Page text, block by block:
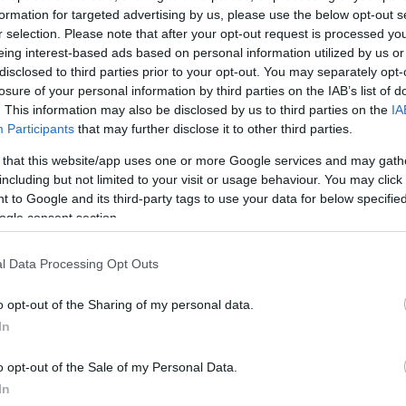
for targeted advertising by us, please use the below opt-out
selection. Please note that after your opt-out request is processed
interest-based ads based on personal information utilized by us
to third parties prior to your opt-out. You may separately
of your personal information by third parties on the IAB’s list of
This information may also be disclosed by us to third parties on the
Participants that may further disclose it to other third parties.
that this website/app uses one or more Google services and may
but not limited to your visit or usage behaviour. You may
to Google and its third-party tags to use your data for below
consent section.
Data Processing Opt Outs
opt-out of the Sharing of my personal data.
opt-out of the Sale of my Personal Data.
رئاسة الأركان العامة للجيش أن أصوات الانفجارات إن سمعت
الدفاع الجوي للهجمات المعادية.
من الجميع التقيد بتعليمات الأمن والسلامة الصادرة عن
pic.twitter.com/
εχθρικούς πυραύλους και drones
πως οποιοσδήποτε κρότος ακουστεί θα
υποστήριξαν οι ένοπλες δυνάμεις του
η